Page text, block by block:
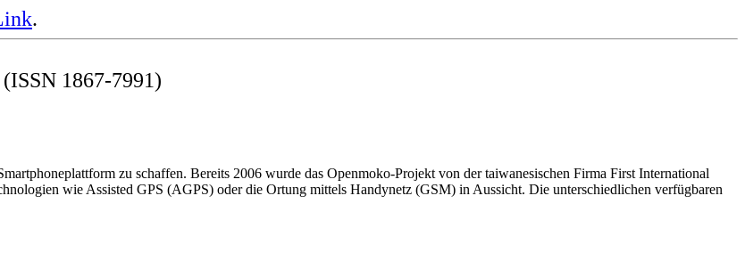
.
(ISSN 1867-7991)
zu schaffen. Bereits 2006 wurde das Openmoko-Projekt von der taiwanesischen Firma First International
wie Assisted GPS (AGPS) oder die Ortung mittels Handynetz (GSM) in Aussicht. Die unterschiedlichen verfügbaren